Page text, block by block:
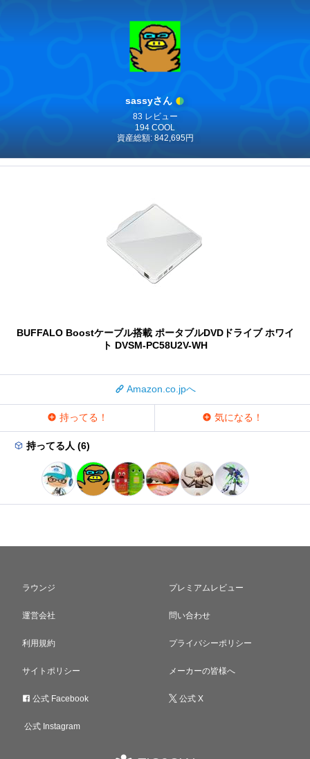
sassyさん
83 レビュー
194 COOL
資産総額: 842,695円
BUFFALO Boostケーブル搭載 ポータブルDVDドライブ ホワイ
ト DVSM-PC58U2V-WH
Amazon.co.jpへ
持ってる！ 気になる！
持ってる人 (6)
ラウンジ プレミアムレビュー
運営会社 問い合わせ
利用規約 プライバシーポリシー
サイトポリシー メーカーの皆様へ
公式 Facebook 公式 X
公式 Instagram